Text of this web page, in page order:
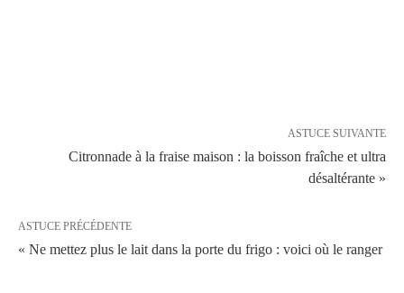
ASTUCE SUIVANTE
Citronnade à la fraise maison : la boisson fraîche et ultra
désaltérante »
ASTUCE PRÉCÉDENTE
« Ne mettez plus le lait dans la porte du frigo : voici où le ranger